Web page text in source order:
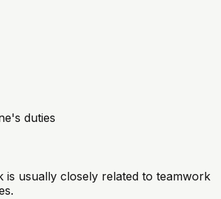
duties
is usually closely related to teamwork